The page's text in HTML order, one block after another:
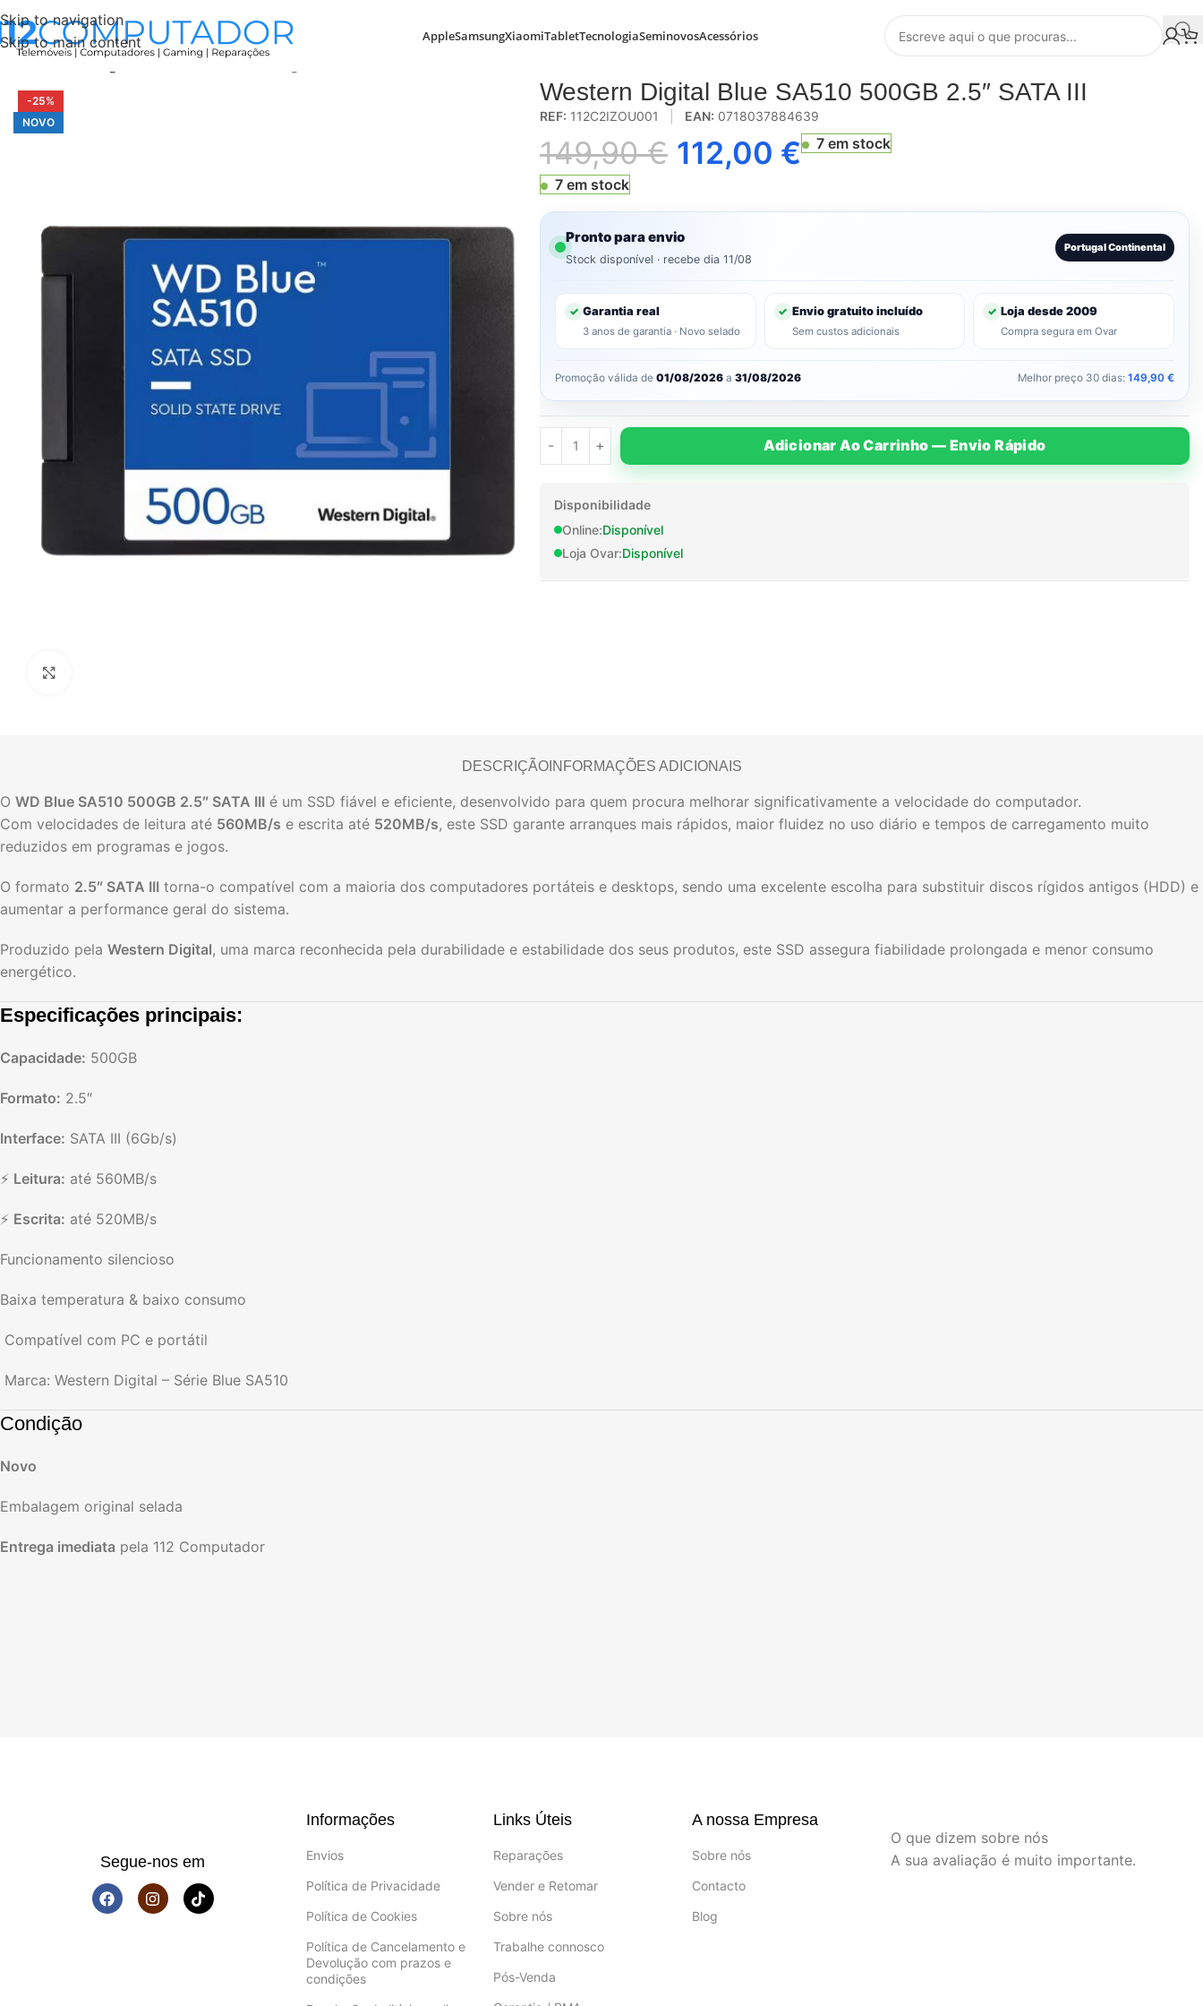
Skip to navigation
Skip to main content
AppleSamsungXiaomiTabletTecnologiaSeminovosAcessórios
-25%
NOVO
Western Digital Blue SA510 500GB 2.5″ SATA III
REF: 112C2IZOU001 EAN: 0718037884639
149,90€ 112,00 € 7 em stock
7 em stock
Pronto para envio
Stock disponível · recebe dia 11/08
Portugal Continental
✓ Garantia real
3 anos de garantia · Novo selado
✓ Envio gratuito incluído
Sem custos adicionais
✓ Loja desde 2009
Compra segura em Ovar
Promoção válida de01/08/2026 a31/08/2026 Melhor preço 30 dias: 149,90 €
Adicionar Ao Carrinho — Envio Rápido
Disponibilidade
Online:Disponível
Loja Ovar:Disponível
DESCRIÇÃOINFORMAÇÕES ADICIONAIS
O WD Blue SA510 500GB 2.5″ SATA III é um SSD fiável e eficiente, desenvolvido para quem procura melhorar significativamente a velocidade do computador.
Com velocidades de leitura até 560MB/s e escrita até 520MB/s, este SSD garante arranques mais rápidos, maior fluidez no uso diário e tempos de carregamento muito
reduzidos em programas e jogos.
O formato 2.5″ SATA III torna-o compatível com a maioria dos computadores portáteis e desktops, sendo uma excelente escolha para substituir discos rígidos antigos (HDD) e
aumentar a performance geral do sistema.
Produzido pela Western Digital, uma marca reconhecida pela durabilidade e estabilidade dos seus produtos, este SSD assegura fiabilidade prolongada e menor consumo
energético.
Especificações principais:
Capacidade: 500GB
Formato: 2.5″
Interface: SATA III (6Gb/s)
⚡ Leitura: até 560MB/s
⚡ Escrita: até 520MB/s
Funcionamento silencioso
Baixa temperatura & baixo consumo
️ Compatível com PC e portátil
️ Marca: Western Digital – Série Blue SA510
Condição
Novo
Embalagem original selada
Entrega imediata pela 112 Computador
Segue-nos em
Informações
Envios
Política de Privacidade
Política de Cookies
Política de Cancelamento e
Devolução com prazos e
condições
Links Úteis
Reparações
Vender e Retomar
Sobre nós
Trabalhe connosco
Pós-Venda
A nossa Empresa
Sobre nós
Contacto
Blog
O que dizem sobre nós
A sua avaliação é muito importante.